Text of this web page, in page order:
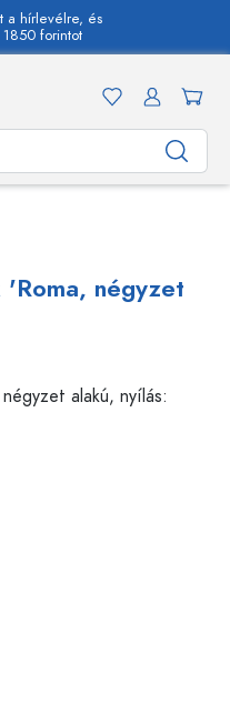
a hírlevélre, és
forintot
négyzet